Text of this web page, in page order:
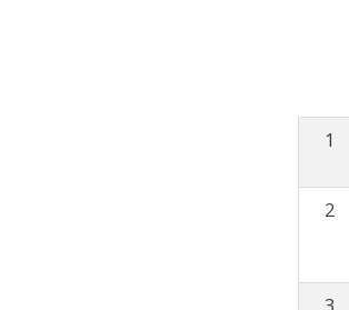
1
2